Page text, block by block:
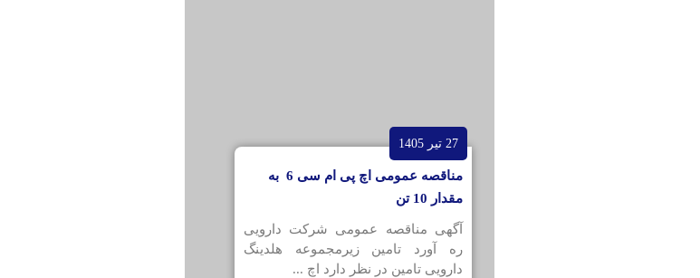
27 تیر 1405
مناقصه عمومی اچ پی ام سی 6 به
مقدار 10 تن
آگهی مناقصه عمومی شرکت دارویی
ره آورد تامین زیرمجموعه هلدینگ
دارویی تامین در نظر دارد اچ ...